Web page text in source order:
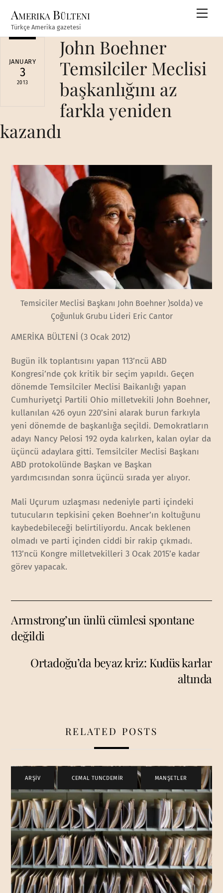
content
Amerika Bülteni
Türkçe Amerika gazetesi
JANUARY
3
2013
John Boehner
Temsilciler Meclisi
başkanlığını az
farkla yeniden
kazandı
Temsiciler Meclisi Başkanı John Boehner )solda) ve
Çoğunluk Grubu Lideri Eric Cantor
AMERİKA BÜLTENİ (3 Ocak 2012)
Bugün ilk toplantısını yapan 113’ncü ABD
Kongresi’nde çok kritik bir seçim yapıldı. Geçen
dönemde Temsilciler Meclisi Baikanlığı yapan
Cumhuriyetçi Partili Ohio milletvekili John Boehner,
kullanılan 426 oyun 220’sini alarak burun farkıyla
yeni dönemde de başkanlığa seçildi. Demokratların
adayı Nancy Pelosi 192 oyda kalırken, kalan oylar da
üçüncü adaylara gitti. Temsilciler Meclisi Başkanı
ABD protokolünde Başkan ve Başkan
yardımcısından sonra üçüncü sırada yer alıyor.
Mali Uçurum uzlaşması nedeniyle parti içindeki
tutucuların tepkisini çeken Boehner’ın koltuğunu
kaybedebileceği belirtiliyordu. Ancak beklenen
olmadı ve parti içinden ciddi bir rakip çıkmadı.
113’ncü Kongre milletvekilleri 3 Ocak 2015’e kadar
görev yapacak.
Armstrong’un ünlü cümlesi spontane
değildi
Ortadoğu’da beyaz kriz: Kudüs karlar
altında
RELATED POSTS
ARŞİV CEMAL TUNCDEMİR , MANŞETLER